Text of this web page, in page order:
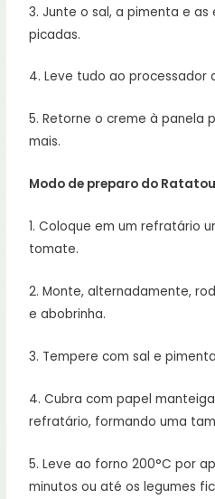
3. Junte o sal, a pimenta e
picadas.
4. Leve tudo ao processador
5. Retorne o creme à panela
mais.
Modo de preparo do
1. Coloque em um refratário
tomate.
2. Monte, alternadamente,
e abobrinha.
3. Tempere com sal e
4. Cubra com papel
refratário, formando uma
5. Leve ao forno 200°C por
minutos ou até os legumes